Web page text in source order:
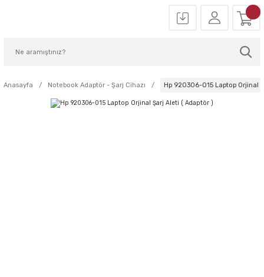
Anasayfa Notebook Adaptör - Şarj Cihazı Hp 920306-015 Laptop Orjinal